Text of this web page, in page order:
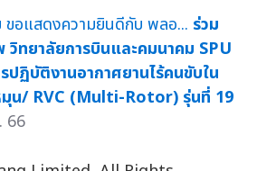
ร่วม
ทยาลัยการบินและคมนาคม SPU
ฏิบัติงานอากาศยานไร้คนขับใน
มุน/ RVC (Multi-Rotor) รุ่นที่ 19
66